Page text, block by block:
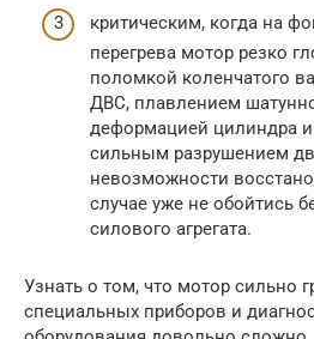
критическим, когда на
перегрева мотор резко
поломкой коленчатого
ДВС, плавлением
деформацией цилиндра
сильным разрушением
невозможности
случае уже не обойтись
силового агрегата.
Узнать о том, что мотор сильно
специальных приборов и